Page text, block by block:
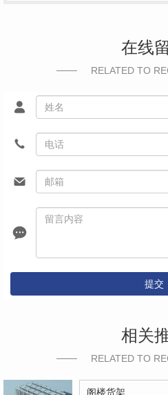
在线
RELATED TO
提交
相关
RELATED TO
阁楼货架